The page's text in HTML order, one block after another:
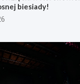
biesiady!